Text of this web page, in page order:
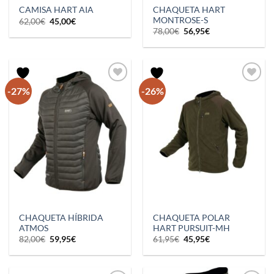
CAMISA HART AIA
62,00€ El
precio
original
45,00€El
actual
CHAQUETA HART
MONTROSE-S
78,00€ El
precio
original
56,95€El
actual
-27%
CHAQUETA HÍBRIDA
ATMOS
82,00€ El
precio
original
59,95€El
actual
-26%
CHAQUETA POLAR
HART PURSUIT-MH
61,95€ El
precio
original
61,95€.
45,95€El
actual
45,95€.